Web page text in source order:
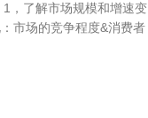
，了解市场规模和增速变
市场的竞争程度&消费者